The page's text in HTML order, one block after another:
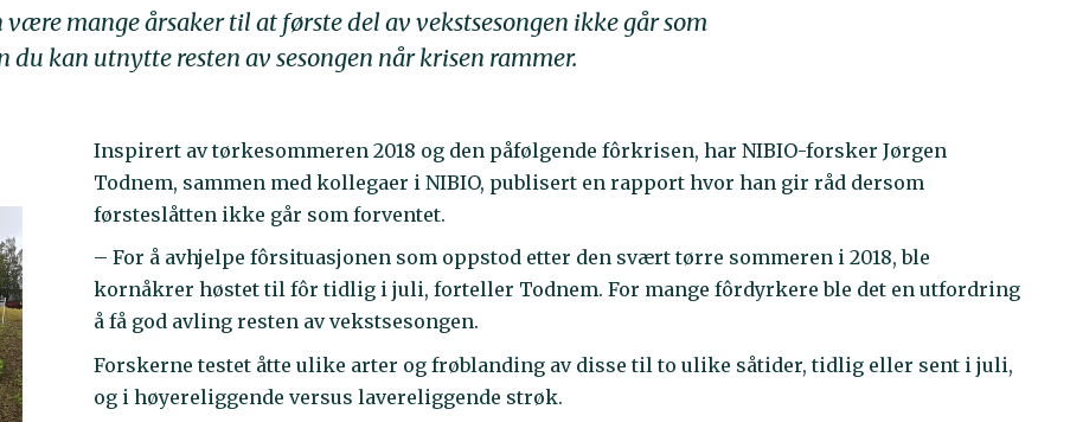
mange årsaker til at første del av vekstsesongen ikke går som
kan utnytte resten av sesongen når krisen rammer.
Inspirert av tørkesommeren 2018 og den påfølgende fôrkrisen, har NIBIO-forsker Jørgen
Todnem, sammen med kollegaer i NIBIO, publisert en rapport hvor han gir råd dersom
førsteslåtten ikke går som forventet.
– For å avhjelpe fôrsituasjonen som oppstod etter den svært tørre sommeren i 2018, ble
kornåkrer høstet til fôr tidlig i juli, forteller Todnem. For mange fôrdyrkere ble det en utfordring
å få god avling resten av vekstsesongen.
Forskerne testet åtte ulike arter og frøblanding av disse til to ulike såtider, tidlig eller sent i juli,
og i høyereliggende versus lavereliggende strøk.